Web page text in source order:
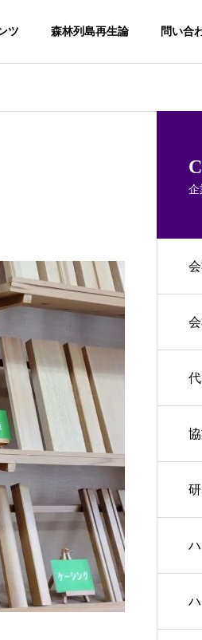
ツ 森林列島再生論 問い合
住宅研究会
技術支援並びに
査コンサル
高校で受け継がれる南
林業
企